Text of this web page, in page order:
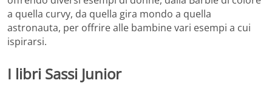
a quella curvy, da quella gira mondo a quella
astronauta, per offrire alle bambine vari esempi a cui
ispirarsi.
I libri Sassi Junior